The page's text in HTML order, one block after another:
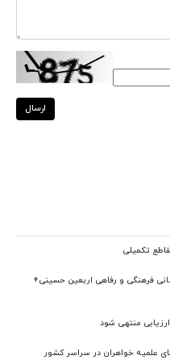
ارسال
تکمیلی
خدمت‌رسانی فرهنگی و رفاهی اربعین حسینی+
منتهی شود
علمیه خواهران در سراسر کشور